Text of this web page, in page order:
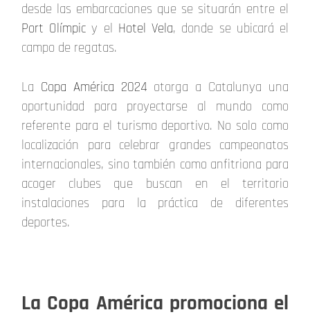
desde las embarcaciones que se situarán entre el
Port Olímpic y el Hotel Vela, donde se ubicará el
campo de regatas.
La Copa América 2024 otorga a Catalunya una
oportunidad para proyectarse al mundo como
referente para el turismo deportivo. No solo como
localización para celebrar grandes campeonatos
internacionales, sino también como anfitriona para
acoger clubes que buscan en el territorio
instalaciones para la práctica de diferentes
deportes.
La Copa América promociona el